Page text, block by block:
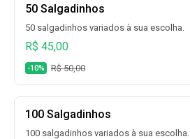
50 Salgadinhos
50 salgadinhos variados à sua escolha.
R$ 45,00
-10% R$ 50,00
100 Salgadinhos
100 salgadinhos variados à sua escolha.